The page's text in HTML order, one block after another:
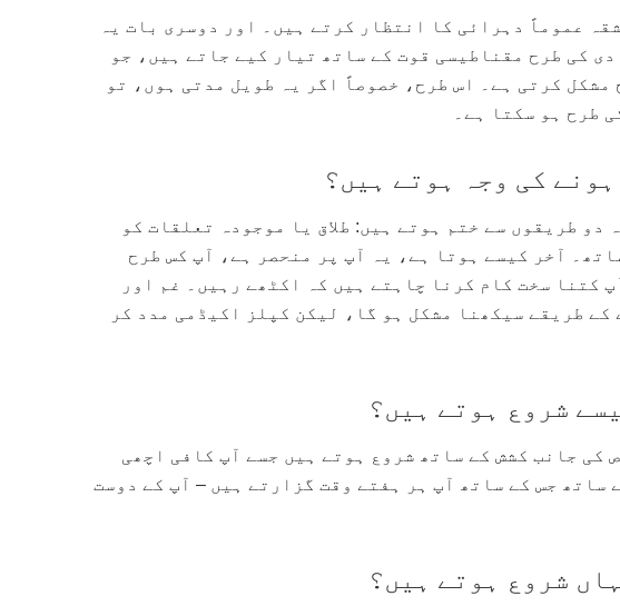
عموماً دہرائی کا انتظار کرتے ہیں۔ اور دوسری بات یہ
کی طرح مقناطیسی قوت کے ساتھ تیار کیے جاتے ہیں، جو
مشکل کرتی ہے۔ اس طرح، خصوصاً اگر یہ طویل مدتی ہوں، تو
طرح ہو سکتا ہے۔
کی وجہ ہوتے ہیں؟
دو طریقوں سے ختم ہوتے ہیں: طلاق یا موجودہ تعلقات کو
آخر کیسے ہوتا ہے، یہ آپ پر منحصر ہے، آپ کس طرح
کتنا سخت کام کرنا چاہتے ہیں کہ اکٹھے رہیں۔ غم اور
کے طریقے سیکھنا مشکل ہو گا، لیکن کپلز اکیڈمی مدد کر
شروع ہوتے ہیں؟
کی جانب کشش کے ساتھ شروع ہوتے ہیں جسے آپ کافی اچھی
ساتھ جس کے ساتھ آپ ہر ہفتے وقت گزارتے ہیں – آپ کے دوست
شروع ہوتے ہیں؟